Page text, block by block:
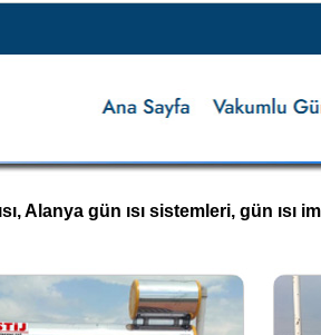
Alanya gün ısı sistemleri, gün ısı